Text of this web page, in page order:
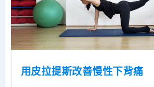
用皮拉提斯改善慢性下背痛